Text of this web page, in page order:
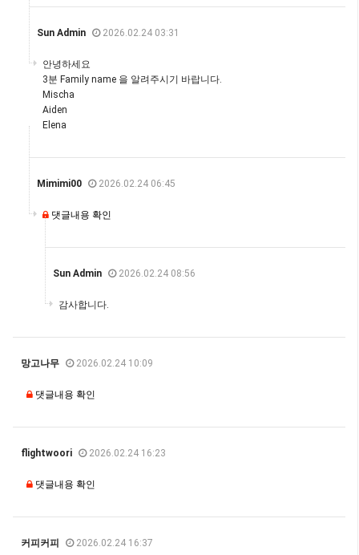
Sun Admin 2026.02.24 03:31
안녕하세요
3분 Family name 을 알려주시기 바랍니다.
Mischa
Aiden
Elena
Mimimi00 2026.02.24 06:45
댓글내용 확인
Sun Admin 2026.02.24 08:56
감사합니다.
망고나무 2026.02.24 10:09
댓글내용 확인
flightwoori 2026.02.24 16:23
댓글내용 확인
커피커피 2026.02.24 16:37